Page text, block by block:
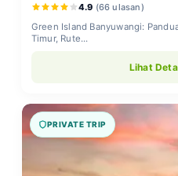
4.9 (66 ulasan)
Green Island Banyuwangi:
Timur, Rute...
Lihat
PRIVATE TRIP